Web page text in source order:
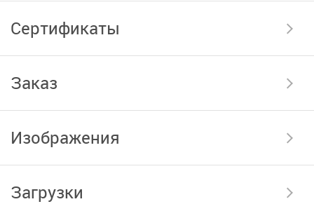
Сертификаты
Заказ
Изображения
Загрузки